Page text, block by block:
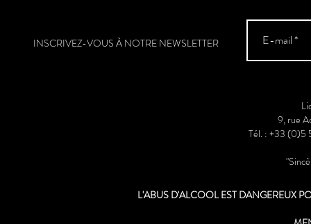
INSCRIVEZ-VOUS À NOTRE NEWSLETTER
9, rue
Tél. : +33
L'ABUS D'ALCOOL EST DANGEREUX